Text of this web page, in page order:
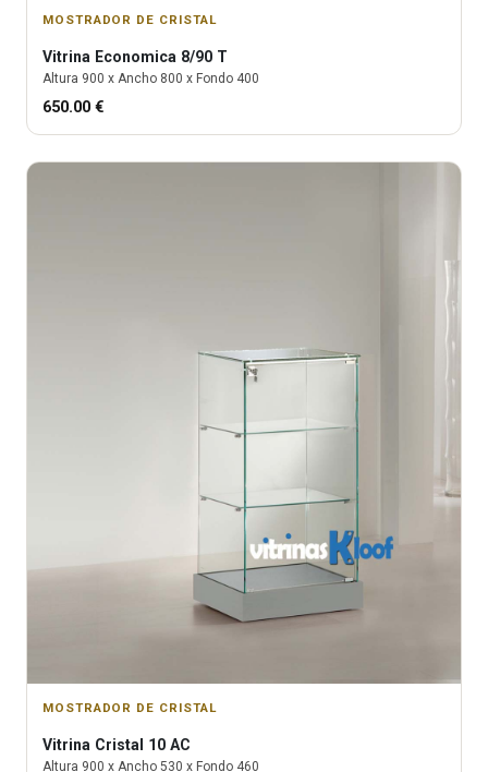
MOSTRADOR DE CRISTAL
Vitrina Economica 8/90 T
Altura 900 x Ancho 800 x Fondo 400
650.00 €
MOSTRADOR DE CRISTAL
Vitrina Cristal 10 AC
Altura 900 x Ancho 530 x Fondo 460